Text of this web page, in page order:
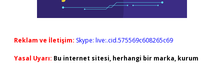
Reklam ve İletişim: Skype: live:.cid.575569c608265c69
Yasal Uyarı: Bu internet sitesi, herhangi bir marka, kurum